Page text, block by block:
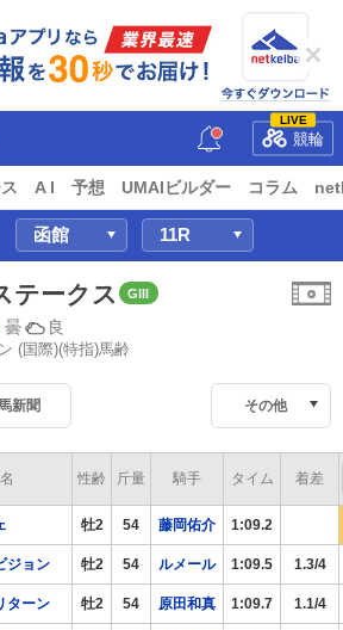
LIVE
競輪
A I 予想 UMAIビルダー コラム
テークス GIII
曇 良
(国際)(特指)馬齢
新聞 その他
性齢 斤量 騎手 タイム 着差
牡2 54 藤岡佑介 1:09.2
ジョン 牡2 54 ルメール 1:09.5 1.3/4
ターン 牡2 54 原田和真 1:09.7 1.1/4